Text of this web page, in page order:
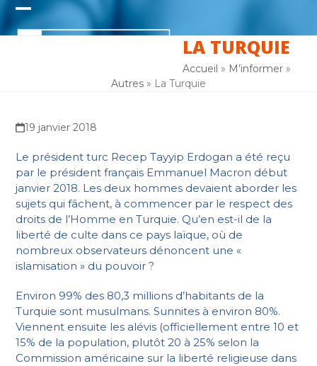
Skip
content
Open
Close
LA TURQUIE
Accueil » M’informer»
Autres » La Turquie
19 janvier 2018
Le président turc Recep Tayyip Erdogan a été reçu
par le président français Emmanuel Macron début
janvier 2018. Les deux hommes devaient aborder les
sujets qui fâchent, à commencer par le respect des
droits de l’Homme en Turquie. Qu’en est-il de la
liberté de culte dans ce pays laïque, où de
nombreux observateurs dénoncent une «
islamisation » du pouvoir ?
Environ 99% des 80,3 millions d’habitants de la
Turquie sont musulmans. Sunnites à environ 80%.
Viennent ensuite les alévis (officiellement entre 10 et
15% de la population, plutôt 20 à 25% selon la
Commission américaine sur la liberté religieuse dans